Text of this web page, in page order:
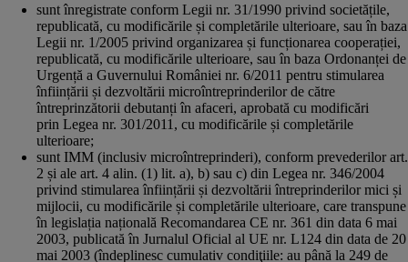
sunt înregistrate conform Legii nr. 31/1990 privind societățile,
republicată, cu modificările și completările ulterioare, sau în baza
Legii nr. 1/2005 privind organizarea și funcționarea cooperației,
republicată, cu modificările ulterioare, sau în baza Ordonanței de
Urgență a Guvernului României nr. 6/2011 pentru stimularea
înființării și dezvoltării microîntreprinderilor de către
întreprinzătorii debutanți în afaceri, aprobată cu modificări
prin Legea nr. 301/2011, cu modificările și completările
ulterioare;
sunt IMM (inclusiv microîntreprinderi), conform prevederilor art.
2 și ale art. 4 alin. (1) lit. a), b) sau c) din Legea nr. 346/2004
privind stimularea înființării și dezvoltării întreprinderilor mici și
mijlocii, cu modificările și completările ulterioare, care transpune
în legislația națională Recomandarea CE nr. 361 din data 6 mai
2003, publicată în Jurnalul Oficial al UE nr. L124 din data de 20
mai 2003 (îndeplinesc cumulativ condiţiile: au până la 249 de